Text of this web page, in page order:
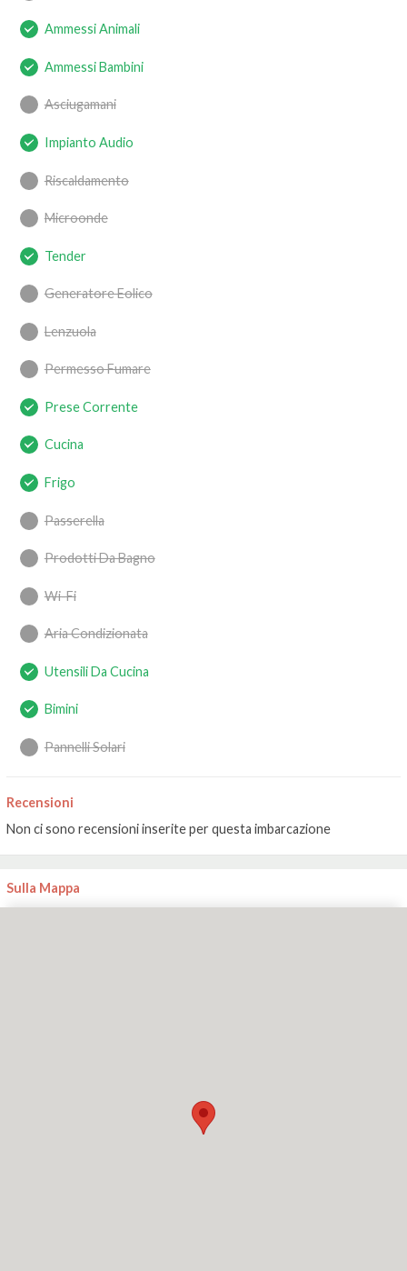
Ammessi Animali
Ammessi Bambini
Asciugamani
Impianto Audio
Riscaldamento
Microonde
Tender
Generatore Eolico
Lenzuola
Permesso Fumare
Prese Corrente
Cucina
Frigo
Passerella
Prodotti Da Bagno
Wi-Fi
Aria Condizionata
Utensili Da Cucina
Bimini
Pannelli Solari
Recensioni
Non ci sono recensioni inserite per questa imbarcazione
Sulla Mappa